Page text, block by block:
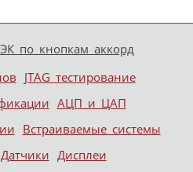
JTAG тестирование
АЦП и ЦАП
Встраиваемые системы
Датчики Дисплеи